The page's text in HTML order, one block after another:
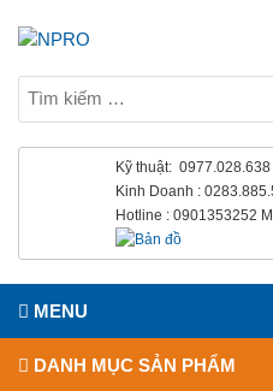
Kỹ thuật: 0977.028.638
Kinh Doanh :
Hotline : 0901353252
MENU
DANH MỤC SẢN PHẨM